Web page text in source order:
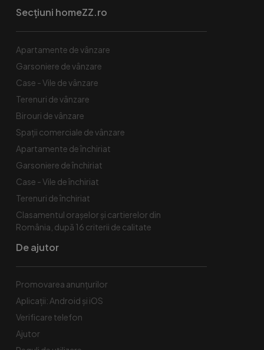
Secțiuni homeZZ.ro
Apartamente de vânzare
Garsoniere de vânzare
Case - Vile de vânzare
Terenuri de vânzare
Birouri de vânzare
Spaţii comerciale de vânzare
Apartamente de închiriat
Garsoniere de închiriat
Case - Vile de închiriat
Terenuri de închiriat
Clasamentul orașelor și cartierelor din
România, după 16 criterii de calitate
De ajutor
Promovarea anunțurilor
Aplicații: Android și iOS
Verificare telefon
Ajutor